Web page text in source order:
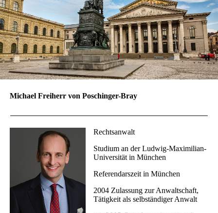
Michael Freiherr von Poschinger-Bray
Rechtsanwalt
Studium an der Ludwig-Maximilian-
Universität in München
Referendarszeit in München
2004 Zulassung zur Anwaltschaft,
Tätigkeit als selbständiger Anwalt